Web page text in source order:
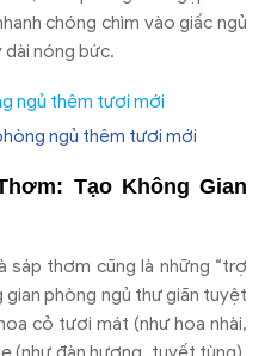
chóng chìm vào giấc ngủ
dài nóng bức.
ngủ thêm tươi mới
Tạo Không Gian
sáp thơm cũng là những “trợ
gian phòng ngủ thư giãn tuyệt
cỏ tươi mát (như hoa nhài,